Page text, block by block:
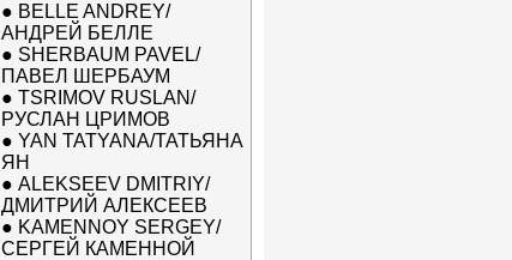
● BELLE ANDREY/
АНДРЕЙ БЕЛЛЕ
● SHERBAUM PAVEL/
ПАВЕЛ ШЕРБАУМ
● TSRIMOV RUSLAN/
РУСЛАН ЦРИМОВ
● YAN TATYANA/ТАТЬЯНА
ЯН
● ALEKSEEV DMITRIY/
ДМИТРИЙ АЛЕКСЕЕВ
● KAMENNOY SERGEY/
СЕРГЕЙ КАМЕННОЙ